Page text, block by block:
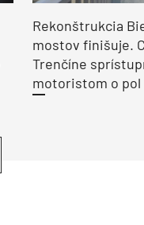
Rekonštrukcia
mostov finišuje.
Trenčíne
motoristom o pol